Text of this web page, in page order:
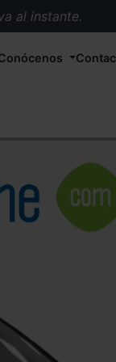
al instante.
de España.